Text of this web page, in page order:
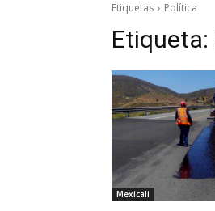
Etiquetas Política
Etiqueta:
Mexicali